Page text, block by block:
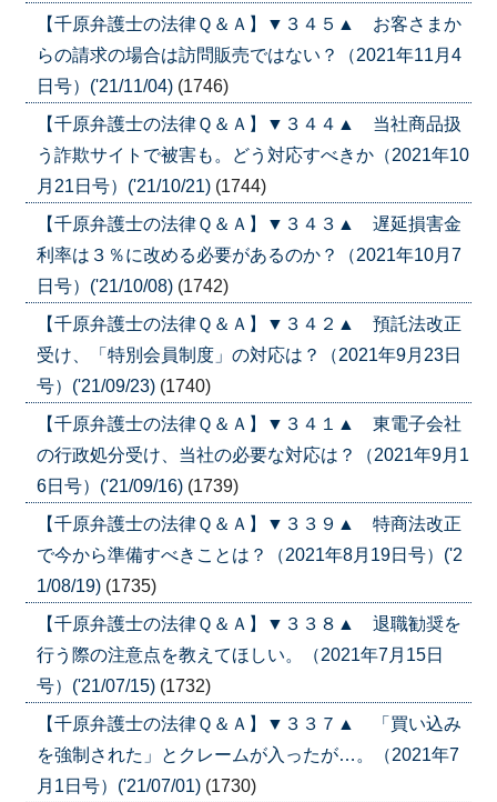
【千原弁護士の法律Ｑ＆Ａ】▼３４５▲ お客さまか
らの請求の場合は訪問販売ではない？（2021年11月4
日号）('21/11/04) (1746)
【千原弁護士の法律Ｑ＆Ａ】▼３４４▲ 当社商品扱
う詐欺サイトで被害も。どう対応すべきか（2021年10
月21日号）('21/10/21) (1744)
【千原弁護士の法律Ｑ＆Ａ】▼３４３▲ 遅延損害金
利率は３％に改める必要があるのか？（2021年10月7
日号）('21/10/08) (1742)
【千原弁護士の法律Ｑ＆Ａ】▼３４２▲ 預託法改正
受け、「特別会員制度」の対応は？（2021年9月23日
号）('21/09/23) (1740)
【千原弁護士の法律Ｑ＆Ａ】▼３４１▲ 東電子会社
の行政処分受け、当社の必要な対応は？（2021年9月1
6日号）('21/09/16) (1739)
【千原弁護士の法律Ｑ＆Ａ】▼３３９▲ 特商法改正
で今から準備すべきことは？（2021年8月19日号）('2
1/08/19) (1735)
【千原弁護士の法律Ｑ＆Ａ】▼３３８▲ 退職勧奨を
行う際の注意点を教えてほしい。（2021年7月15日
号）('21/07/15) (1732)
【千原弁護士の法律Ｑ＆Ａ】▼３３７▲ 「買い込み
を強制された」とクレームが入ったが…。（2021年7
月1日号）('21/07/01) (1730)